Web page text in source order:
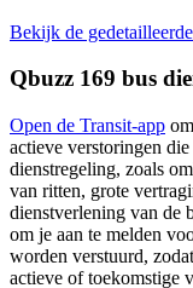
Bekijk de
Qbuzz 169 bus
Open de Transit-app
actieve verstoringen
dienstregeling, zoals
van ritten, grote
dienstverlening van de
om je aan te melden
worden verstuurd,
actieve of toekomstige